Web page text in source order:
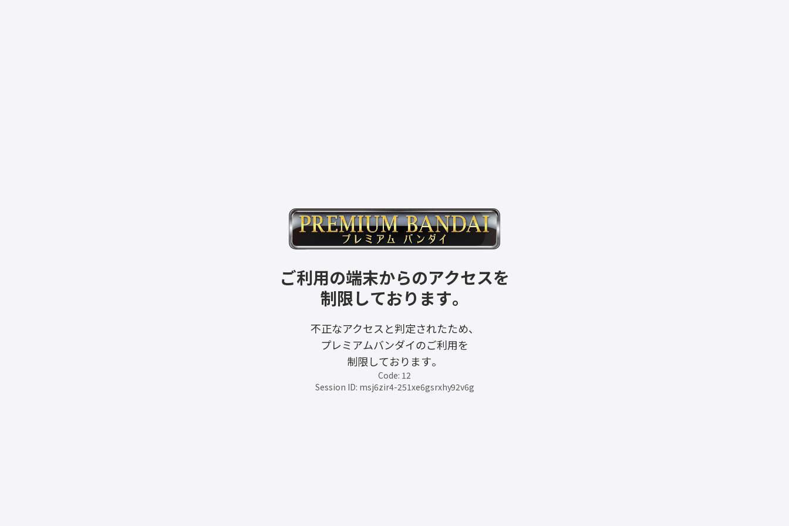
ご利用の端末からのアクセスを
制限しております。
不正なアクセスと判定されたため、
プレミアムバンダイのご利用を
制限しております。
Code: 12
Session ID: msj6zir4-251xe6gsrxhy92v6g